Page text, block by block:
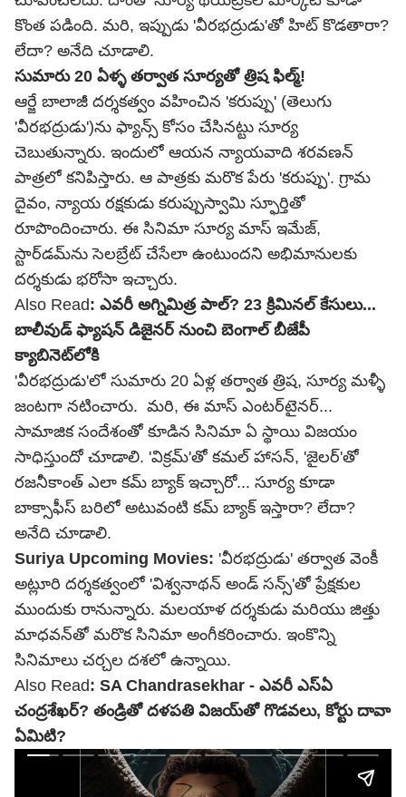
కొంత పడింది. మరి, ఇప్పుడు 'వీరభద్రుడు'తో హిట్ కొడతారా?
లేదా? అనేది చూడాలి.
సుమారు 20 ఏళ్ళ తర్వాత సూర్యతో త్రిష ఫిల్మ్!
ఆర్జే బాలాజీ దర్శకత్వం వహించిన 'కరుప్పు' (తెలుగు
'వీరభద్రుడు')ను ఫ్యాన్స్ కోసం చేసినట్టు సూర్య
చెబుతున్నారు. ఇందులో ఆయన న్యాయవాది శరవణన్
పాత్రలో కనిపిస్తారు. ఆ పాత్రకు మరొక పేరు 'కరుప్పు'. గ్రామ
దైవం, న్యాయ రక్షకుడు కరుప్పుస్వామి స్ఫూర్తితో
రూపొందించారు. ఈ సినిమా సూర్య మాస్ ఇమేజ్‌,
స్టార్‌డమ్‌ను సెలబ్రేట్ చేసేలా ఉంటుందని అభిమానులకు
దర్శకుడు భరోసా ఇచ్చారు.
Also Read: ఎవరీ అగ్నిమిత్ర పాల్? 23 క్రిమినల్ కేసులు...
బాలీవుడ్ ఫ్యాషన్ డిజైనర్ నుంచి బెంగాల్ బీజేపీ
క్యాబినెట్‌లోకి
'వీరభద్రుడు'లో సుమారు 20 ఏళ్ల తర్వాత త్రిష, సూర్య మళ్ళీ
జంటగా నటించారు. మరి, ఈ మాస్ ఎంటర్‌టైనర్...
సామాజిక సందేశంతో కూడిన సినిమా ఏ స్థాయి విజయం
సాధిస్తుందో చూడాలి. 'విక్రమ్'తో కమల్ హాసన్, 'జైలర్'తో
రజనీకాంత్ ఎలా కమ్ బ్యాక్ ఇచ్చారో... సూర్య కూడా
బాక్సాఫీస్ బరిలో అటువంటి కమ్ బ్యాక్ ఇస్తారా? లేదా?
అనేది చూడాలి.
Suriya Upcoming Movies: 'వీరభద్రుడు' తర్వాత వెంకీ
అట్లూరి దర్శకత్వంలో 'విశ్వనాథన్ అండ్ సన్స్'తో ప్రేక్షకుల
ముందుకు రానున్నారు. మలయాళ దర్శకుడు మరియు జిత్తు
మాధవన్‌తో మరొక సినిమా అంగీకరించారు. ఇంకొన్ని
సినిమాలు చర్చల దశలో ఉన్నాయి.
Also Read: SA Chandrasekhar - ఎవరీ ఎస్ఏ
చంద్రశేఖర్? తండ్రితో దళపతి విజయ్‌తో గొడవలు, కోర్టు దావా
ఏమిటి?